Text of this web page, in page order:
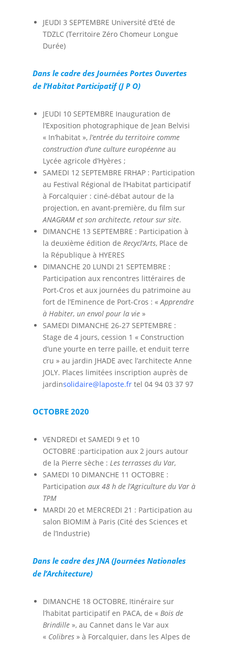
JEUDI 3 SEPTEMBRE Université d’Eté de
TDZLC (Territoire Zéro Chomeur Longue
Durée)
Dans le cadre des Journées Portes Ouvertes
de l’Habitat Participatif (J P O)
JEUDI 10 SEPTEMBRE Inauguration de
l’Exposition photographique de Jean Belvisi
« In’habitat », l’entrée du territoire comme
construction d’une culture européenne au
Lycée agricole d’Hyères ;
SAMEDI 12 SEPTEMBRE FRHAP : Participation
au Festival Régional de l’Habitat participatif
à Forcalquier : ciné-débat autour de la
projection, en avant-première, du film sur
ANAGRAM et son architecte, retour sur site.
DIMANCHE 13 SEPTEMBRE : Participation à
la deuxième édition de Recycl’Arts, Place de
la République à HYERES
DIMANCHE 20 LUNDI 21 SEPTEMBRE :
Participation aux rencontres littéraires de
Port-Cros et aux journées du patrimoine au
fort de l’Eminence de Port-Cros : « Apprendre
à Habiter, un envol pour la vie »
SAMEDI DIMANCHE 26-27 SEPTEMBRE :
Stage de 4 jours, cession 1 « Construction
d’une yourte en terre paille, et enduit terre
cru » au jardin JHADE avec l’architecte Anne
JOLY. Places limitées inscription auprès de
jardinsolidaire@laposte.fr tel 04 94 03 37 97
OCTOBRE 2020
VENDREDI et SAMEDI 9 et 10
OCTOBRE :participation aux 2 jours autour
de la Pierre sèche : Les terrasses du Var,
SAMEDI 10 DIMANCHE 11 OCTOBRE :
Participation aux 48 h de l’Agriculture du Var à
TPM
MARDI 20 et MERCREDI 21 : Participation au
salon BIOMIM à Paris (Cité des Sciences et
de l’Industrie)
Dans le cadre des JNA (Journées Nationales
de l’Architecture)
DIMANCHE 18 OCTOBRE, Itinéraire sur
l’habitat participatif en PACA, de « Bois de
Brindille », au Cannet dans le Var aux
« Colibres » à Forcalquier, dans les Alpes de